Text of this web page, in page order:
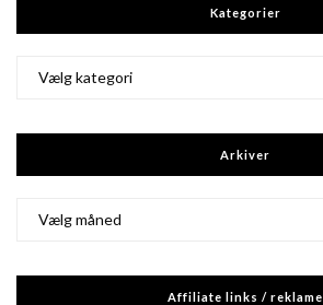
Kategorier
Arkiver
Affiliate links / reklame